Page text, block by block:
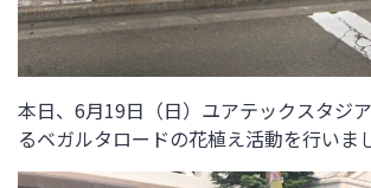
本日、6月19日（日）ユアテックスタジ
るベガルタロードの花植え活動を行いま